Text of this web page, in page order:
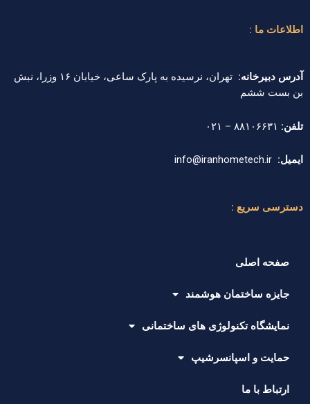
اطلاعات ما :
آدرس دبیرخانه:
تهران، نرسیده به پارک ساعی، خیابان ۱۶ وزرا، نبش
بن بست ششم
تلفن: ۸۸۱۰۶۶۳۱ – ۰۲۱
ایمیل:
دسترسی سریع :
صفحه اصلی
جایزه ساختمان هوشمند
نمایشگاه تکنولوژی های ساختمانی
حمایت و اسپانسرشیپ
ارتباط با ما